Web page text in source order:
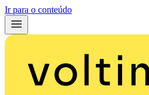
Ir para o conteúdo